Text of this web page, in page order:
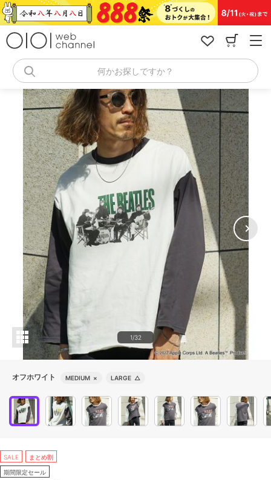
コ
ン
何かお探しですか？
1/32
オフホワイト MEDIUM × LARGE △
SALE まとめ割
期間限定セール